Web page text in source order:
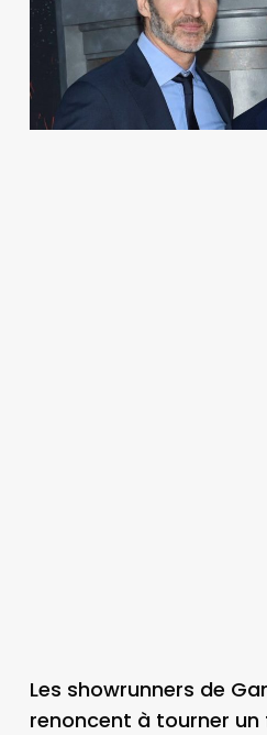
Les showrunners de
renoncent à tourner